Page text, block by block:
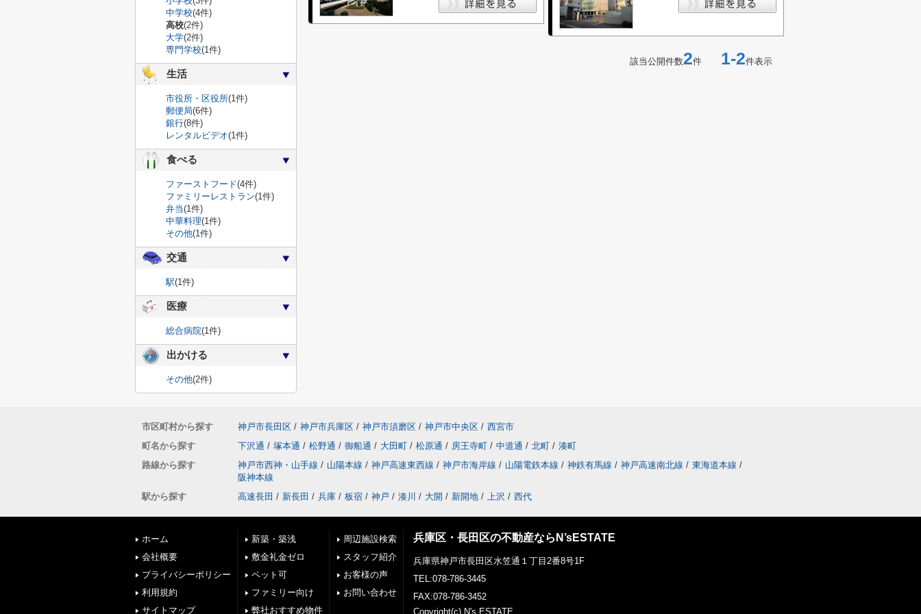
該当公開件数2件 1-2件表示
中学校(4件)
高校(2件)
大学(2件)
専門学校(1件)
生活
市役所・区役所(1件)
郵便局(6件)
銀行(8件)
レンタルビデオ(1件)
食べる
ファーストフード(4件)
ファミリーレストラン(1件)
弁当(1件)
中華料理(1件)
その他(1件)
交通
駅(1件)
医療
総合病院(1件)
出かける
その他(2件)
市区町村から探す 神戸市長田区 / 神戸市兵庫区 / 神戸市須磨区 / 神戸市中央区 / 西宮市
町名から探す
下沢通 / 塚本通 / 松野通 / 御船通 / 大田町 / 松原通 / 房王寺町 / 中道通 / 北町 / 湊町
路線から探す
神戸市西神・山手線 / 山陽本線 / 神戸高速東西線 / 神戸市海岸線 / 山陽電鉄本線 / 神鉄有馬線 / 神戸高速南北線 / 東海道本線 /
阪神本線
駅から探す
高速長田 / 新長田 / 兵庫 / 板宿 / 神戸 / 湊川 / 大開 / 新開地 / 上沢 / 西代
ホーム
会社概要
プライバシーポリシー
利用規約
サイトマップ
新築・築浅
敷金礼金ゼロ
ペット可
ファミリー向け
弊社おすすめ物件
周辺施設検索
スタッフ紹介
お客様の声
お問い合わせ
兵庫区・長田区の不動産ならN’sESTATE
兵庫県神戸市長田区水笠通１丁目2番8号1F
TEL:078-786-3445
FAX:078-786-3452
Copyright(c) N's ESTATE